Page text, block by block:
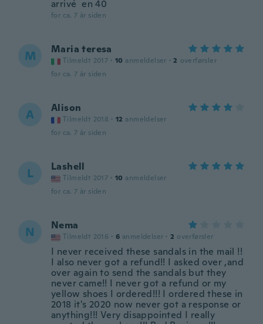
arrivé en 40
for ca. 7 år siden
M Maria teresa
Tilmeldt 2017 · 10 anmeldelser · 2 overførsler
for ca. 7 år siden
A Alison
Tilmeldt 2018 · 12 anmeldelser
for ca. 7 år siden
L Lashell
Tilmeldt 2017 · 10 anmeldelser
for ca. 7 år siden
N Nema
Tilmeldt 2016 · 6 anmeldelser · 2 overførsler
I never received these sandals in the mail !!
I also never got a refund!! I asked over ,and
over again to send the sandals but they
never came!! I never got a refund or my
yellow shoes I ordered!!! I ordered these in
2018 it's 2020 now never got a response or
anything!!! Very disappointed I really